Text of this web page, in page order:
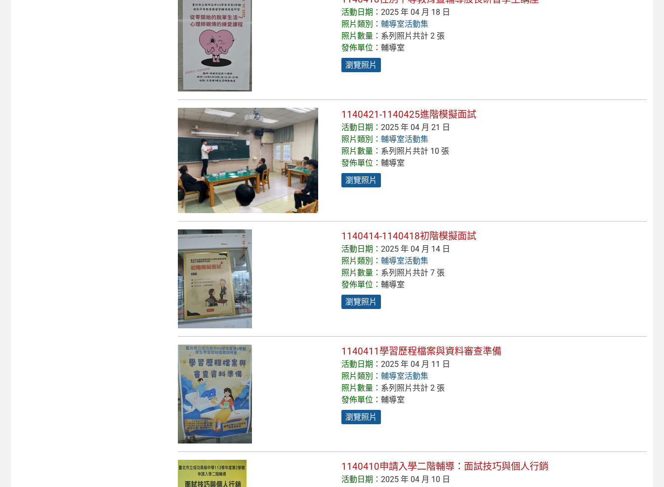
活動日期：2025 年 04 月 18 日
照片類別：輔導室活動集
照片數量： 系列照片共計 2 張
發佈單位：輔導室
瀏覽照片
1140421-1140425進階模擬面試
活動日期：2025 年 04 月 21 日
照片類別：輔導室活動集
照片數量： 系列照片共計 10 張
發佈單位：輔導室
瀏覽照片
1140414-1140418初階模擬面試
活動日期：2025 年 04 月 14 日
照片類別：輔導室活動集
照片數量： 系列照片共計 7 張
發佈單位：輔導室
瀏覽照片
1140411學習歷程檔案與資料審查準備
活動日期：2025 年 04 月 11 日
照片類別：輔導室活動集
照片數量： 系列照片共計 2 張
發佈單位：輔導室
瀏覽照片
1140410申請入學二階輔導：面試技巧與個人行銷
活動日期：2025 年 04 月 10 日